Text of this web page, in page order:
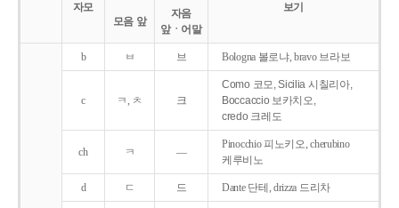
자모
보기
모음 앞
자음
앞ㆍ어말
b ㅂ 브 Bologna 볼로냐, bravo 브라보
c ㅋ, ㅊ 크
Como 코모, Sicilia 시칠리아,
Boccaccio 보카치오,
credo 크레도
ch ㅋ ―
Pinocchio 피노키오, cherubino
케루비노
d ㄷ 드 Dante 단테, drizza 드리차